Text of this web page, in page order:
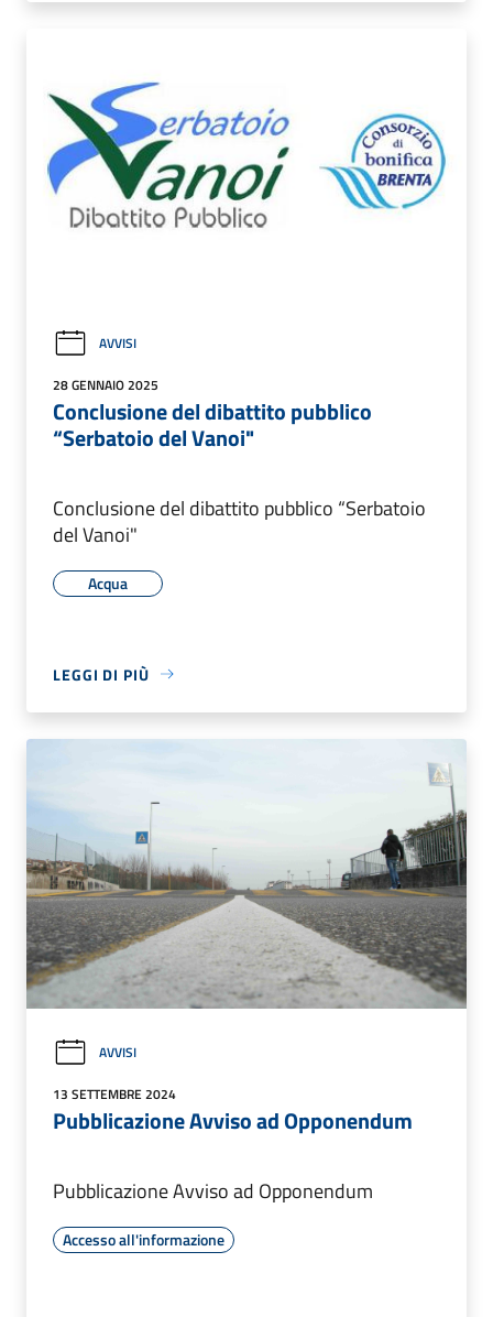
AVVISI
28 GENNAIO 2025
Conclusione del dibattito pubblico
“Serbatoio del Vanoi"
Conclusione del dibattito pubblico “Serbatoio
del Vanoi"
Acqua
LEGGI DI PIÙ
AVVISI
13 SETTEMBRE 2024
Pubblicazione Avviso ad Opponendum
Pubblicazione Avviso ad Opponendum
Accesso all'informazione